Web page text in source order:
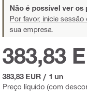
Não é possível ver
Por favor, inicie
sua empresa.
Preço líquido (com
383,83
383,83 EUR / 1 un